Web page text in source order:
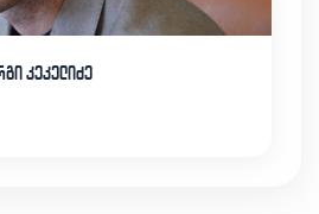
კეკელიძე